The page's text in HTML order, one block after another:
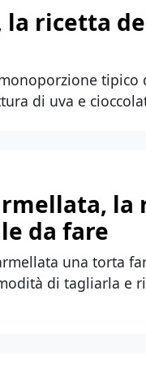
la ricetta
tipico
di uva e
la
da fare
una torta
di tagliarla e